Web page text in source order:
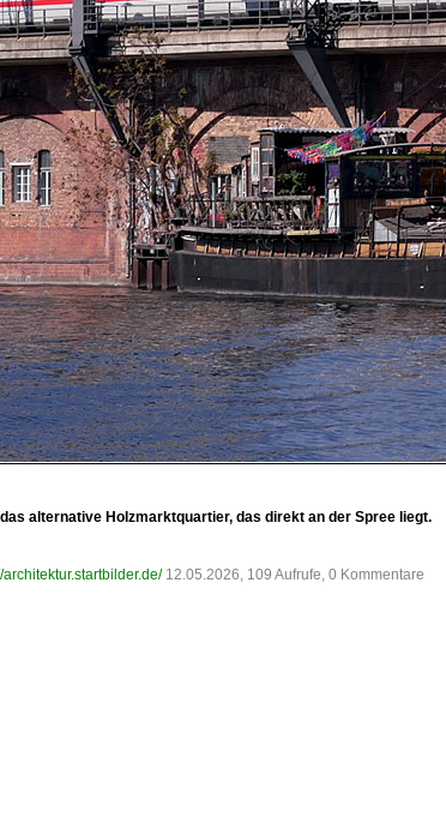
alternative Holzmarktquartier, das direkt an der Spree liegt.
architektur.startbilder.de/ 12.05.2026, 109 Aufrufe, 0 Kommentare